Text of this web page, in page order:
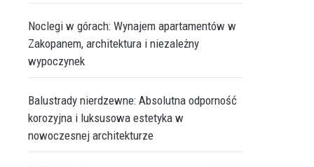
Noclegi w górach: Wynajem apartamentów w
Zakopanem, architektura i niezależny
wypoczynek
Balustrady nierdzewne: Absolutna odporność
korozyjna i luksusowa estetyka w
nowoczesnej architekturze